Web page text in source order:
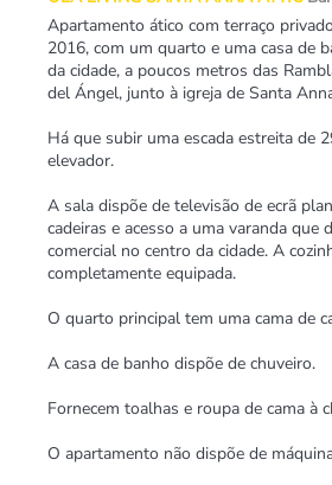
Apartamento ático com terraço
2016, com um quarto e uma casa de
da cidade, a poucos metros das
del Ángel, junto à igreja de Santa
Há que subir uma escada estreita de
elevador.
A sala dispõe de televisão de ecrã
cadeiras e acesso a uma varanda que
comercial no centro da cidade. A
completamente equipada.
O quarto principal tem uma cama de
A casa de banho dispõe de chuveiro.
Fornecem toalhas e roupa de cama à
O apartamento não dispõe de